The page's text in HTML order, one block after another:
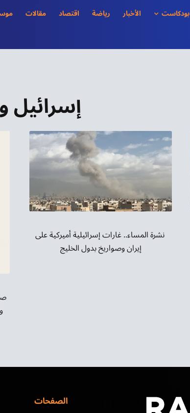
بودكاست الأخبار رياضة اقتصاد مقالات
إسرائيل
نشرة المساء.. غارات إسرائيلية أميركية على
إيران وصواريخ بدول الخليج
الصفحات